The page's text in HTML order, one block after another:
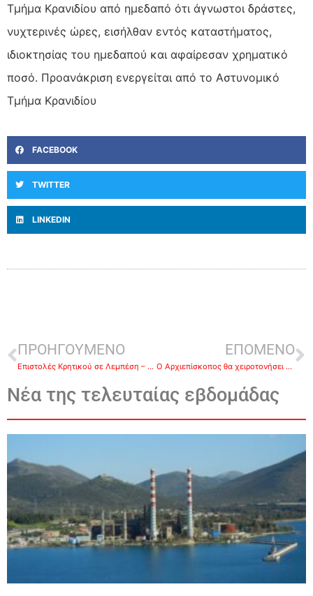
Τμήμα Κρανιδίου από ημεδαπό ότι άγνωστοι δράστες,
νυχτερινές ώρες, εισήλθαν εντός καταστήματος,
ιδιοκτησίας του ημεδαπού και αφαίρεσαν χρηματικό
ποσό. Προανάκριση ενεργείται από το Αστυνομικό
Τμήμα Κρανιδίου
FACEBOOK
TWITTER
LINKEDIN
ΠΡΟΗΓΟΥΜΕΝΟ
Επιστολές Κρητικού σε Λεμπέση – Κρητσωτάκη
ΕΠΟΜΕΝΟ
Ο Αρχιεπίσκοπος θα χειροτονήσει τον πατέρα Καλλίνικο
Νέα της τελευταίας εβδομάδας